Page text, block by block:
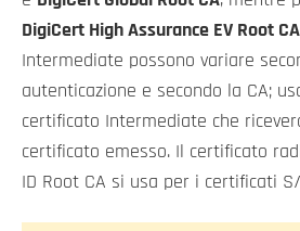
DigiCert High Assurance EV Root CA
Intermediate possono variare
autenticazione e secondo la CA;
certificato Intermediate che
certificato emesso. Il certificato
ID Root CA si usa per i certificati